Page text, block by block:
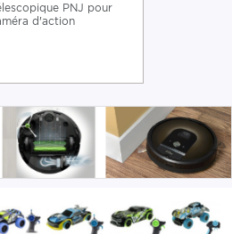
PNJ pour
d'action